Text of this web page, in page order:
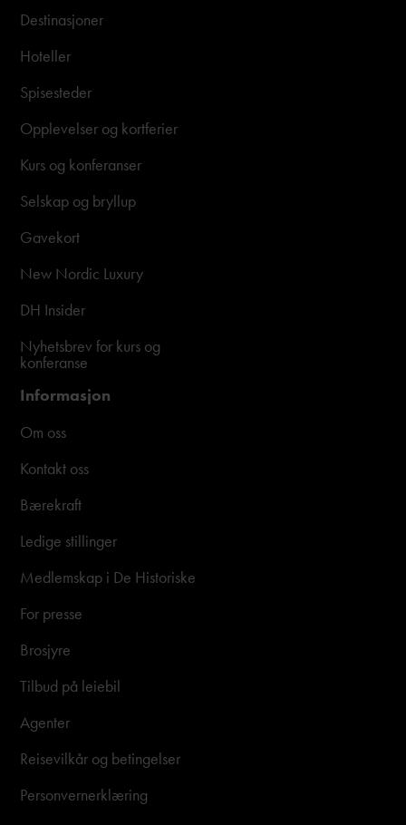
Destinasjoner
Hoteller
Spisesteder
Opplevelser og kortferier
Kurs og konferanser
Selskap og bryllup
Gavekort
New Nordic Luxury
DH Insider
Nyhetsbrev for kurs og
konferanse
Informasjon
Om oss
Kontakt oss
Bærekraft
Ledige stillinger
Medlemskap i De Historiske
For presse
Brosjyre
Tilbud på leiebil
Agenter
Reisevilkår og betingelser
Personvernerklæring